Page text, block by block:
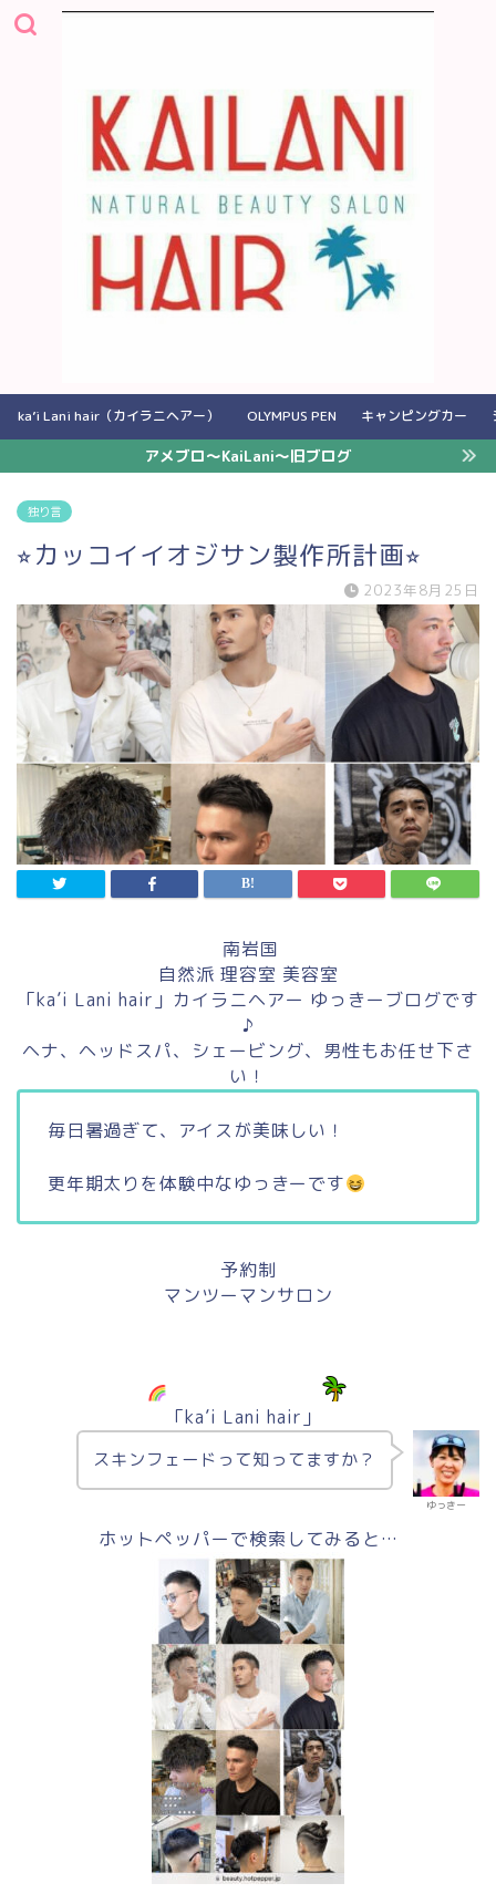
ka’i Lani hair（カイラニヘアー） OLYMPUS PEN キャンピングカー
アメブロ〜KaiLani〜旧ブログ
独り言
⭐︎カッコイイオジサン製作所計画⭐︎
2023年8月25日
南岩国
自然派 理容室 美容室
「ka’i Lani hair」カイラニヘアー ゆっきーブログです
♪
ヘナ、ヘッドスパ、シェービング、男性もお任せ下さ
い！
毎日暑過ぎて、アイスが美味しい！
更年期太りを体験中なゆっきーです
予約制
マンツーマンサロン
「ka’i Lani hair」
ゆっきー
スキンフェードって知ってますか？
ホットペッパーで検索してみると…